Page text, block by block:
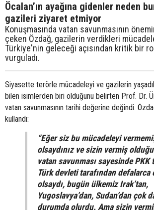
Öcalan’ın ayağına gidenler neden
gazileri ziyaret etmiyor
Konuşmasında vatan savunmasının
çeken Özdağ, gazilerin verdikleri
Türkiye'nin geleceği açısından kritik bir rol
vurguladı.
Siyasette terörle mücadeleyi ve gazilerin
bilen isimlerden biri olduğunu belirten Prof. Dr.
vatan savunmasının tarihi değerine değindi.
kullandı:
“Eğer siz bu mücadeleyi
olsaydınız ve sizin vermiş
vatan savunması sayesinde
Türk devleti tarafından defalarca
olsaydı, bugün ülkemiz Irak’tan,
Yugoslavya’dan, Sudan’dan çok
durumda olurdu. Ama sizin